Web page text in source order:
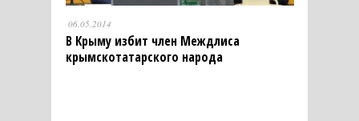
06.05.2014
В Крыму избит член Междлиса
крымскотатарского народа